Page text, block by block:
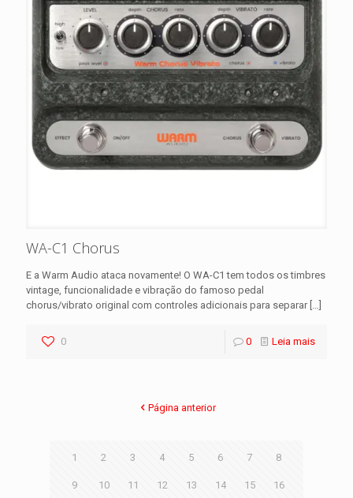
WA-C1 Chorus
E a Warm Audio ataca novamente! O WA-C1 tem todos os timbres
vintage, funcionalidade e vibração do famoso pedal
chorus/vibrato original com controles adicionais para separar[…]
0 0 Leia mais
Página anterior
1 2 3 4 5 6 7 8
9 10 11 12 13 14 15 16